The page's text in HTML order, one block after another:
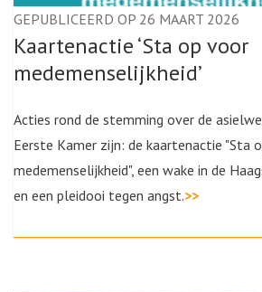
GEPUBLICEERD OP 26 MAART 2026
Kaartenactie ‘Sta op voor
medemenselijkheid’
Acties rond de stemming over de
Eerste Kamer zijn: de kaartenactie "Sta
medemenselijkheid", een wake in de
en een pleidooi tegen angst.>>